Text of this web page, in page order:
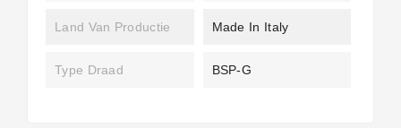
Land Van Productie Made In Italy
Type Draad BSP-G